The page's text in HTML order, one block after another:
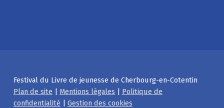
Festival du Livre de jeunesse de Cherbourg-en-Cotentin
Plan de site | Mentions légales | Politique de
confidentialité | Gestion des cookies